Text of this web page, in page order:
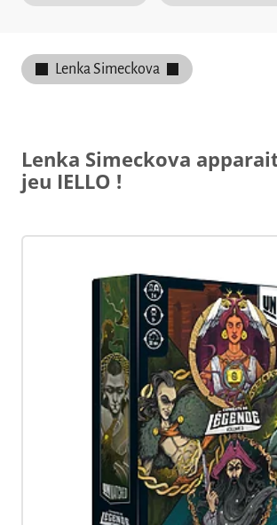
Lenka Simeckova
Lenka Simeckova
jeu IELLO !